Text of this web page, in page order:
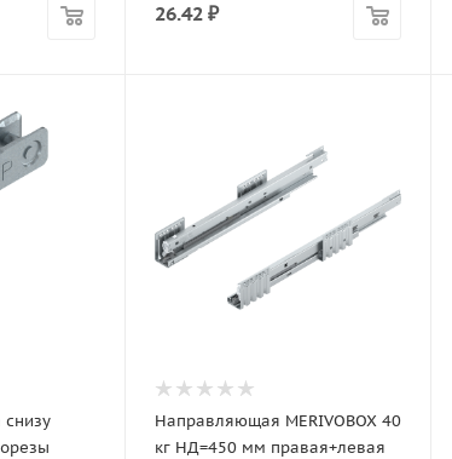
26.42 ₽
Направляющая MERIVOBOX 40
кг НД=450 мм правая+левая